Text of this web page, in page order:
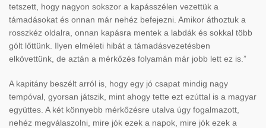
tetszett, hogy nagyon sokszor a kapásszélen vezettük a
támadásokat és onnan már nehéz befejezni. Amikor áthoztuk a
rosszkéz oldalra, onnan kapásra mentek a labdák és sokkal több
gólt lőttünk. Ilyen elméleti hibát a támadásvezetésben
elkövettünk, de aztán a mérkőzés folyamán már jobb lett ez is.”
A kapitány beszélt arról is, hogy egy jó csapat mindig nagy
tempóval, gyorsan játszik, mint ahogy tette ezt ezúttal is a magyar
együttes. A két könnyebb mérkőzésre utalva úgy fogalmazott,
nehéz megválaszolni, mire jók ezek a napok, mire jók ezek a